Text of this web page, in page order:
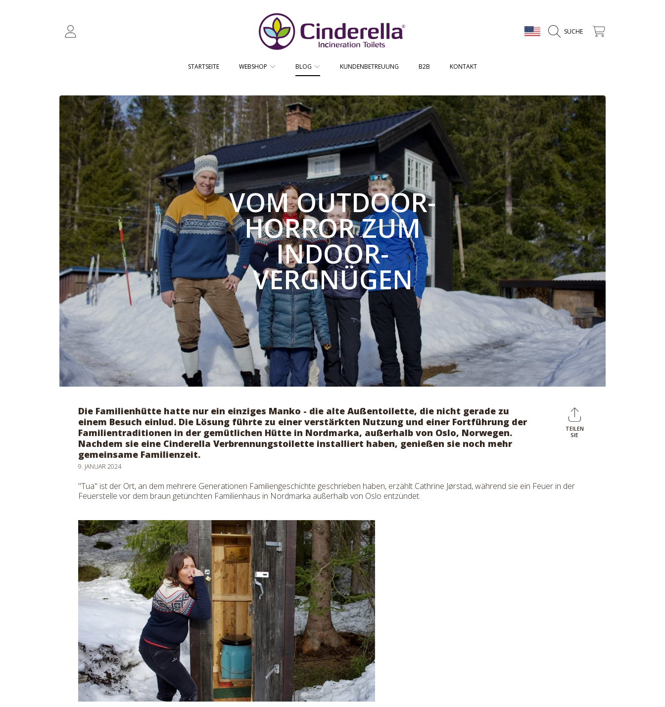
ANMELDUNG
CINDERELLA ECO SALES AS
LAND/REGION
SUCHE WAGEN
STARTSEITE WEBSHOP BLOG KUNDENBETREUUNG B2B KONTAKT
VOM OUTDOOR-
HORROR ZUM
INDOOR-
VERGNÜGEN
Auf
TEILEN
SIE
Die Familienhütte hatte nur ein einziges Manko - die alte Außentoilette, die nicht gerade zu
einem Besuch einlud. Die Lösung führte zu einer verstärkten Nutzung und einer Fortführung der
Familientraditionen in der gemütlichen Hütte in Nordmarka, außerhalb von Oslo, Norwegen.
Nachdem sie eine Cinderella Verbrennungstoilette installiert haben, genießen sie noch mehr
gemeinsame Familienzeit.
9. JANUAR 2024
"Tua" ist der Ort, an dem mehrere Generationen Familiengeschichte geschrieben haben, erzählt Cathrine Jørstad, während sie ein Feuer in der
Feuerstelle vor dem braun getünchten Familienhaus in Nordmarka außerhalb von Oslo entzündet.